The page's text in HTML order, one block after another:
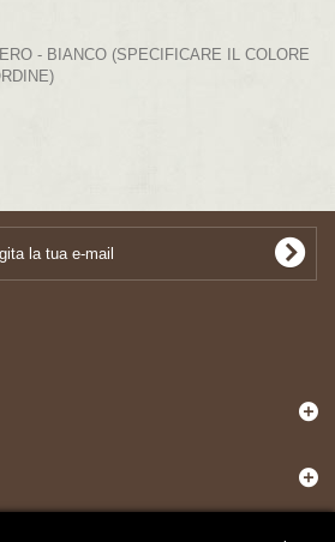
- BIANCO (SPECIFICARE IL COLORE